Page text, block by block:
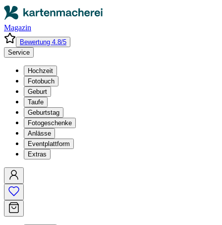
Magazin
Bewertung 4.8/5
Service
Hochzeit
Fotobuch
Geburt
Taufe
Geburtstag
Fotogeschenke
Anlässe
Eventplattform
Extras